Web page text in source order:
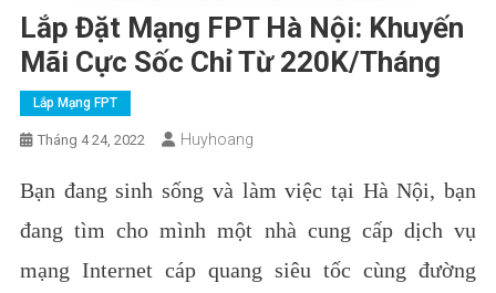
Lắp Đặt Mạng FPT Hà Nội: Khuyến
Mãi Cực Sốc Chỉ Từ 220K/Tháng
Lắp Mạng FPT
Tháng 4 24, 2022 Huyhoang
Bạn đang sinh sống và làm việc tại Hà Nội, bạn
đang tìm cho mình một nhà cung cấp dịch vụ
mạng Internet cáp quang siêu tốc cùng đường